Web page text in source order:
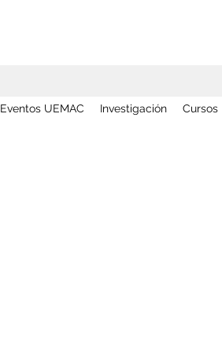
Eventos UEMAC Investigación Cursos